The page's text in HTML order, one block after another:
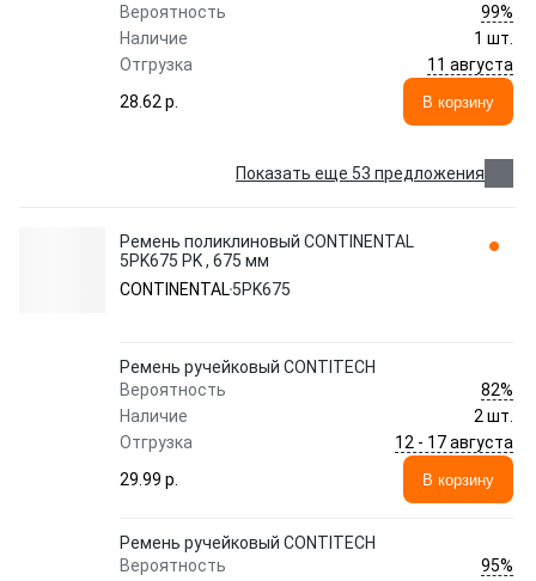
Вероятность
99%
Наличие
1 шт.
Отгрузка
11 августа
28.62 p.
В корзину
Показать еще 53 предложения
Ремень поликлиновый CONTINENTAL
5PK675 PK , 675 мм
CONTINENTAL5PK675
Ремень ручейковый CONTITECH
Вероятность
82%
Наличие
2 шт.
Отгрузка
12 - 17 августа
29.99 p.
В корзину
Ремень ручейковый CONTITECH
Вероятность
95%